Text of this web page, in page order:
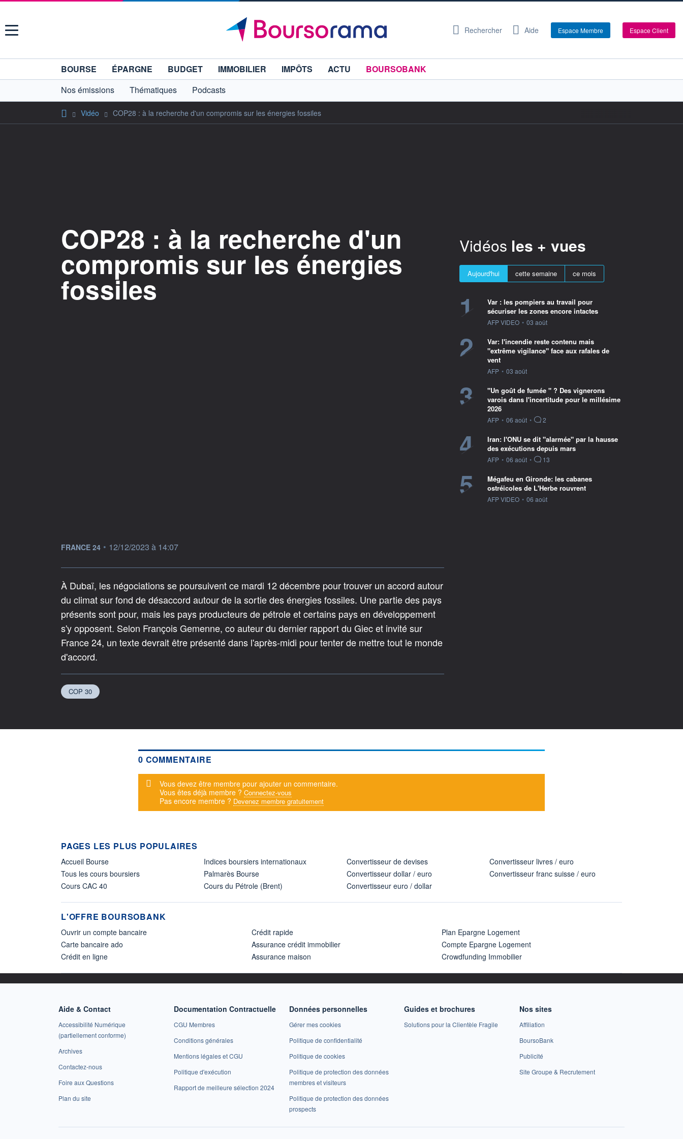
Menu Rechercher Aide Espace Membre Espace Client
BOURSE ÉPARGNE BUDGET IMMOBILIER IMPÔTS ACTU
BOURSOBANK
Nos émissions
Thématiques Podcasts
Vidéo COP28 : à la recherche d'un compromis sur les énergies fossiles
COP28 : à la recherche d'un
compromis sur les énergies
fossiles
information fournie par
FRANCE 24 • 12/12/2023 à 14:07
À Dubaï, les négociations se poursuivent ce mardi 12 décembre pour trouver un accord autour
du climat sur fond de désaccord autour de la sortie des énergies fossiles. Une partie des pays
présents sont pour, mais les pays producteurs de pétrole et certains pays en développement
s'y opposent. Selon François Gemenne, co auteur du dernier rapport du Giec et invité sur
France 24, un texte devrait être présenté dans l'après-midi pour tenter de mettre tout le monde
d'accord.
COP 30
Vidéos les + vues
Aujourd'hui cette semaine ce mois
1
Var : les pompiers au travail pour
sécuriser les zones encore intactes
information fournie par
AFP VIDEO • 03 août
2
Var: l'incendie reste contenu mais
"extrême vigilance" face aux rafales de
vent
information fournie par
AFP • 03 août
3
"Un goût de fumée " ? Des vignerons
varois dans l'incertitude pour le millésime
2026
information fournie par
AFP • 06 août • 2
4
Iran: l'ONU se dit "alarmée" par la hausse
des exécutions depuis mars
information fournie par
AFP • 06 août • 13
5
Mégafeu en Gironde: les cabanes
ostréicoles de L'Herbe rouvrent
information fournie par
AFP VIDEO • 06 août
0 COMMENTAIRE
Message d'alerte
Vous devez être membre pour ajouter un commentaire.
Vous êtes déjà membre ? Connectez-vous
Pas encore membre ? Devenez membre gratuitement
PAGES LES PLUS POPULAIRES
Accueil Bourse
Tous les cours boursiers
Cours CAC 40
Indices boursiers internationaux
Palmarès Bourse
Cours du Pétrole (Brent)
Convertisseur de devises
Convertisseur dollar / euro
Convertisseur euro / dollar
Convertisseur livres / euro
Convertisseur franc suisse / euro
L'OFFRE BOURSOBANK
Ouvrir un compte bancaire
Carte bancaire ado
Crédit en ligne
Crédit rapide
Assurance crédit immobilier
Assurance maison
Plan Epargne Logement
Compte Epargne Logement
Crowdfunding Immobilier
Aide & Contact
Accessibilité Numérique
(partiellement conforme)
Archives
Contactez-nous
Foire aux Questions
Plan du site
Documentation Contractuelle
CGU Membres
Conditions générales
Mentions légales et CGU
Politique d'exécution
Rapport de meilleure sélection 2024
Données personnelles
Gérer mes cookies
Politique de confidentialité
Politique de cookies
Politique de protection des données
membres et visiteurs
Politique de protection des données
prospects
Guides et brochures
Solutions pour la Clientèle Fragile
Nos sites
Affiliation
BoursoBank
Publicité
Site Groupe & Recrutement